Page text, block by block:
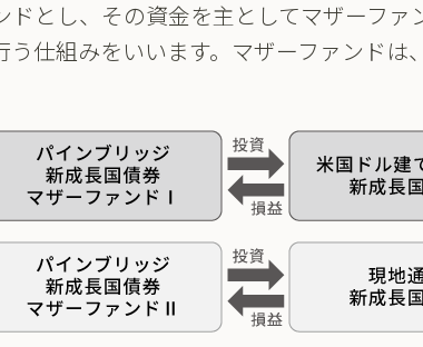
とし、その資金を主としてマザーファ
仕組みをいいます。マザーファンドは